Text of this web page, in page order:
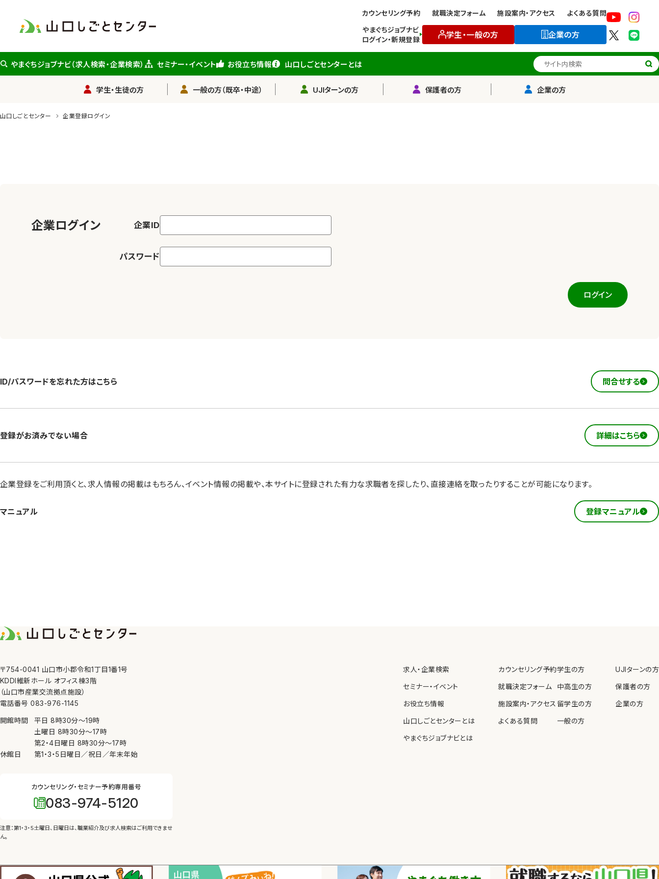
ン
テ
に
カウンセリング予約 就職決定フォーム 施設案内・アクセス
よくある質問
やまぐちジョブナビ
ログイン・新規登録
学生・一般の方 企業の方
やまぐちジョブナビ（求人検索・企業検索） セミナー・イベント お役立ち情報 山口しごとセンターとは サイト内検索
学生・生徒の方 一般の方（既卒・中途） UJIターンの方 保護者の方 企業の方
山口しごとセンター 企業登録ログイン
企業ログイン 企業ID
パスワード
ログイン
ID/パスワードを忘れた方はこちら 問合せする
登録がお済みでない場合 詳細はこちら
企業登録をご利用頂くと、求人情報の掲載はもちろん、イベント情報の掲載や、本サイトに登録された有力な求職者を探したり、直接連絡を取ったりすることが可能になります。
マニュアル 登録マニュアル
〒754-0041 山口市小郡令和1丁目1番1号
KDDI維新ホール オフィス棟3階
（山口市産業交流拠点施設）
電話番号 083-976-1145
開館時間 平日8時30分〜19時
土曜日 8時30分〜17時
第2・4日曜日 8時30分〜17時
休館日
第1・3・5日曜日／祝日／年末年始
カウンセリング・セミナー予約専用番号
083-974-5120
注意：第1・3・5土曜日、日曜日は、職業紹介及び求人検索はご利用できませ
ん。
求人・企業検索
セミナー・イベント
お役立ち情報
山口しごとセンターとは
やまぐちジョブナビとは
カウンセリング予約
就職決定フォーム
施設案内・アクセス
よくある質問
学生の方
中高生の方
留学生の方
一般の方
UJIターンの方
保護者の方
企業の方